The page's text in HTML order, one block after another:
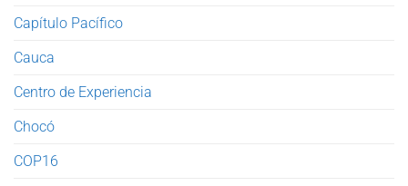
Capítulo Pacífico
Cauca
Centro de Experiencia
Chocó
COP16